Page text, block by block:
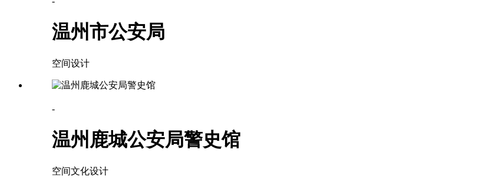
温州市公安局
空间设计
-
温州鹿城公安局警史馆
空间文化设计